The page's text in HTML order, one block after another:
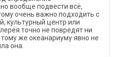
вообще подвести всё,
очень важно подходить с
культурный центр или
точно не повредят ни
же океанариуму явно не
она.